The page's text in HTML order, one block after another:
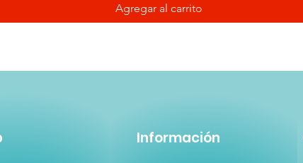
Agregar al carrito
Información